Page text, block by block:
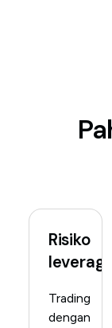
Risiko
leverage
Trading
dengan